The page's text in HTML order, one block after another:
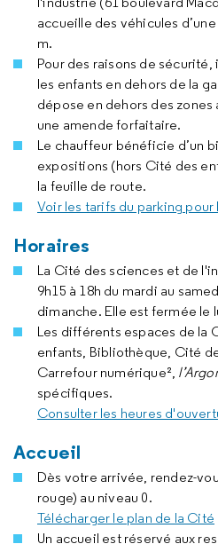
accueille des véhicules
m.
Pour des raisons de
les enfants en dehors de la
dépose en dehors des
une amende forfaitaire.
Le chauffeur bénéficie d’un
expositions (hors Cité des
la feuille de route.
Voir les tarifs du parking pour
Horaires
La Cité des sciences et de
9h15 à 18h du mardi au
dimanche. Elle est fermée le
Les différents espaces de la
enfants, Bibliothèque, Cité
Carrefour numérique²,
spécifiques.
Consulter les heures
Accueil
Dès votre arrivée, rendez-
rouge) au niveau 0.
Télécharger le plan de la Cité
Un accueil est réservé aux